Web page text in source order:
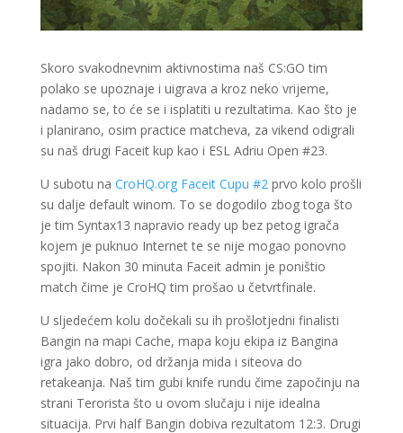
Skoro svakodnevnim aktivnostima naš CS:GO tim
polako se upoznaje i uigrava a kroz neko vrijeme,
nadamo se, to će se i isplatiti u rezultatima. Kao što je
i planirano, osim practice matcheva, za vikend odigrali
su naš drugi Faceit kup kao i ESL Adriu Open #23.
U subotu na CroHQ.org Faceit Cupu #2prvo kolo prošli
su dalje default winom. To se dogodilo zbog toga što
je tim Syntax13 napravio ready up bez petog igrača
kojem je puknuo Internet te se nije mogao ponovno
spojiti. Nakon 30 minuta Faceit admin je poništio
match čime je CroHQ tim prošao u četvrtfinale.
U sljedećem kolu dočekali su ih prošlotjedni finalisti
Bangin na mapi Cache, mapa koju ekipa iz Bangina
igra jako dobro, od držanja mida i siteova do
retakeanja. Naš tim gubi knife rundu čime započinju na
strani Terorista što u ovom slučaju i nije idealna
situacija. Prvi half Bangin dobiva rezultatom 12:3. Drugi